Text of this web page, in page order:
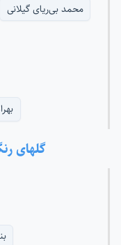
محمد بی‌ریای گیلانی
گلهای رنگارنگ